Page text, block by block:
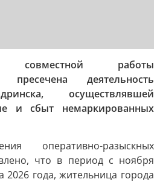
работы
пресечена деятельность
осуществлявшей
и сбыт немаркированных
оперативно-разыскных
что в период с ноября
2026 года, жительница города